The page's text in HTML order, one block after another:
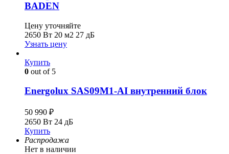
BADEN
Цену уточняйте
2650 Вт 20 м2 27 дБ
Узнать цену
Купить
0 out of 5
Energolux SAS09M1-AI внутренний блок
50 990 ₽
2650 Вт 24 дБ
Купить
Распродажа
Нет в наличии